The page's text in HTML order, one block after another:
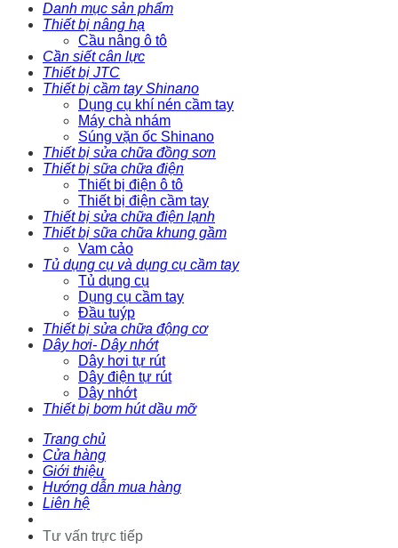
Danh mục sản phẩm
Thiết bị nâng hạ
Cầu nâng ô tô
Cần siết cân lực
Thiết bị JTC
Thiết bị cầm tay Shinano
Dụng cụ khí nén cầm tay
Máy chà nhám
Súng vặn ốc Shinano
Thiết bị sửa chữa đồng sơn
Thiết bị sữa chữa điện
Thiết bị điện ô tô
Thiết bị điện cầm tay
Thiết bị sửa chữa điện lạnh
Thiết bị sữa chữa khung gầm
Vam cảo
Tủ dụng cụ và dụng cụ cầm tay
Tủ dụng cụ
Dụng cụ cầm tay
Đầu tuýp
Thiết bị sửa chữa động cơ
Dây hơi- Dây nhớt
Dây hơi tự rút
Dây điện tự rút
Dây nhớt
Thiết bị bơm hút dầu mỡ
Trang chủ
Cửa hàng
Giới thiệu
Hướng dẫn mua hàng
Liên hệ
Tư vấn trực tiếp